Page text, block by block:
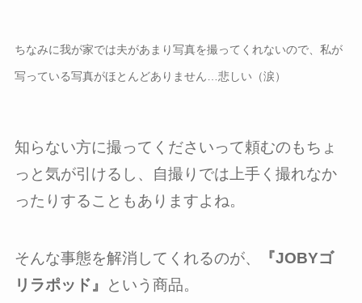
ちなみに我が家では夫があまり写真を撮ってくれないので、私が
写っている写真がほとんどありません…悲しい（涙）
知らない方に撮ってくださいって頼むのもちょ
っと気が引けるし、自撮りでは上手く撮れなか
ったりすることもありますよね。
そんな事態を解消してくれるのが、
『JOBYゴ
リラポッド』
という商品。